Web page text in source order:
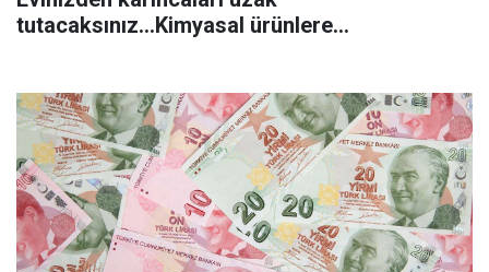
tutacaksınız...Kimyasal ürünlere